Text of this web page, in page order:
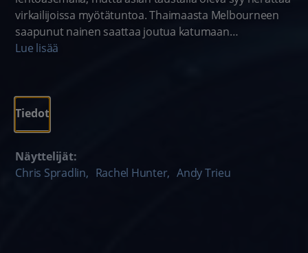
virkailijoissa myötätuntoa. Thaimaasta Melbourneen
saapunut nainen saattaa joutua katumaan
matkalaukun lainaamista tuttavaltaan. Melbournen
Lue lisää
Tiedot
Näyttelijät:
Chris Spradlin, Rachel Hunter, Andy Trieu